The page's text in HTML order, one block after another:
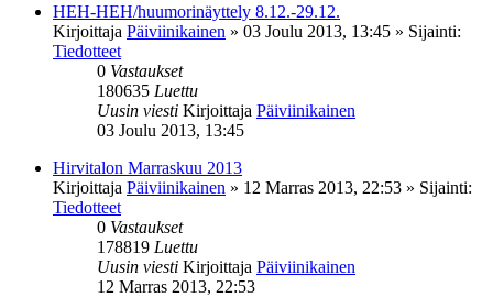
HEH-HEH/huumorinäyttely 8.12.-29.12.
Kirjoittaja Päiviinikainen » 03 Joulu 2013, 13:45 » Sijainti:
Tiedotteet
0 Vastaukset
180635 Luettu
Uusin viesti Kirjoittaja Päiviinikainen
03 Joulu 2013, 13:45
Hirvitalon Marraskuu 2013
Kirjoittaja Päiviinikainen » 12 Marras 2013, 22:53 » Sijainti:
Tiedotteet
0 Vastaukset
178819 Luettu
Uusin viesti Kirjoittaja Päiviinikainen
12 Marras 2013, 22:53